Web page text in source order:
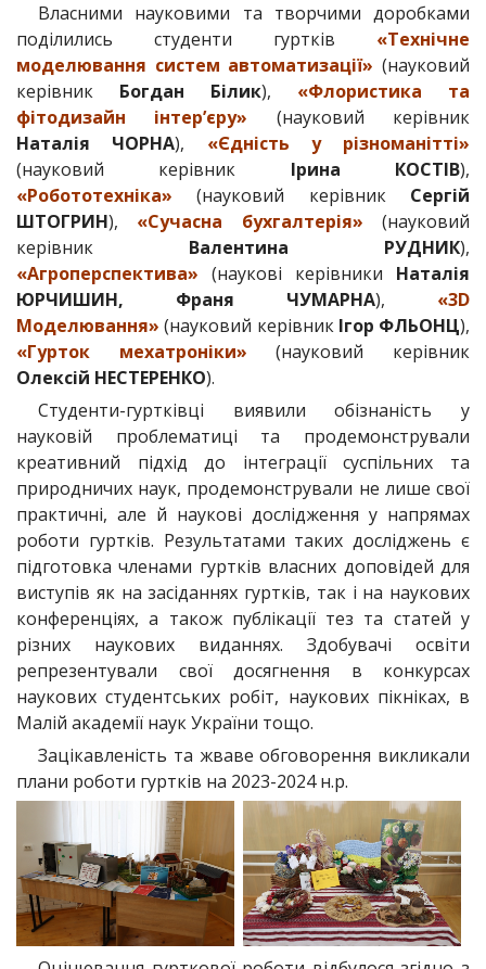
Власними науковими та творчими доробками
поділились студенти гуртків «Технічне
моделювання систем автоматизації» (науковий
керівник Богдан Білик), «Флористика та
фітодизайн інтер’єру» (науковий керівник
Наталія ЧОРНА), «Єдність у різноманітті»
(науковий керівник Ірина КОСТІВ),
«Робототехніка» (науковий керівник Сергій
ШТОГРИН), «Сучасна бухгалтерія» (науковий
керівник Валентина РУДНИК),
«Агроперспектива» (наукові керівники Наталія
ЮРЧИШИН, Франя ЧУМАРНА), «3D
Моделювання» (науковий керівникІгор ФЛЬОНЦ),
«Гурток мехатроніки» (науковий керівник
Олексій НЕСТЕРЕНКО).
Студенти-гуртківці виявили обізнаність у
науковій проблематиці та продемонстрували
креативний підхід до інтеграції суспільних та
природничих наук, продемонстрували не лише свої
практичні, але й наукові дослідження у напрямах
роботи гуртків. Результатами таких досліджень є
підготовка членами гуртків власних доповідей для
виступів як на засіданнях гуртків, так і на наукових
конференціях, а також публікації тез та статей у
різних наукових виданнях. Здобувачі освіти
репрезентували свої досягнення в конкурсах
наукових студентських робіт, наукових пікніках, в
Малій академії наук України тощо.
Зацікавленість та жваве обговорення викликали
плани роботи гуртків на 2023-2024 н.р.